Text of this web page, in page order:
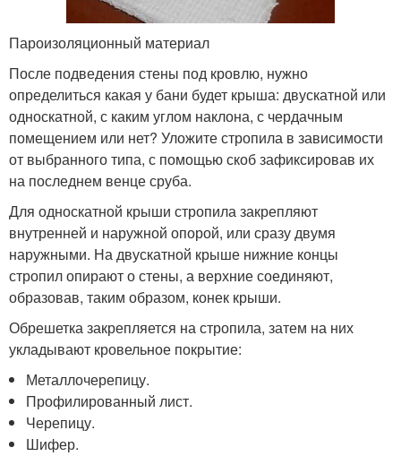
Пароизоляционный материал
После подведения стены под кровлю, нужно
определиться какая у бани будет крыша: двускатной или
односкатной, с каким углом наклона, с чердачным
помещением или нет? Уложите стропила в зависимости
от выбранного типа, с помощью скоб зафиксировав их
на последнем венце сруба.
Для односкатной крыши стропила закрепляют
внутренней и наружной опорой, или сразу двумя
наружными. На двускатной крыше нижние концы
стропил опирают о стены, а верхние соединяют,
образовав, таким образом, конек крыши.
Обрешетка закрепляется на стропила, затем на них
укладывают кровельное покрытие:
Металлочерепицу.
Профилированный лист.
Черепицу.
Шифер.